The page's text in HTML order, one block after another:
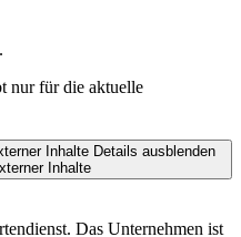
nur für die aktuelle
Inhalte Details ausblenden
Inhalte
Das Unternehmen ist